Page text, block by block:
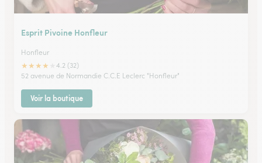
Esprit Pivoine Honfleur
Honfleur
★★★★
4.2 (32)
52 avenue de Normandie C.C.E Leclerc "Honfleur"
Voir la boutique